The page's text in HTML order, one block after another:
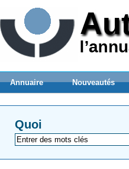
Annuaire Nouveautés
Quoi